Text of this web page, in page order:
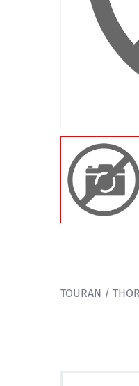
TOURAN /